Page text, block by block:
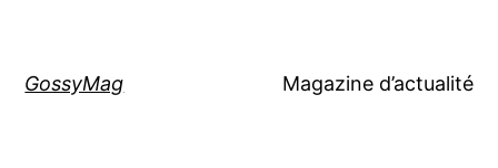
GossyMag Magazine d’actualité